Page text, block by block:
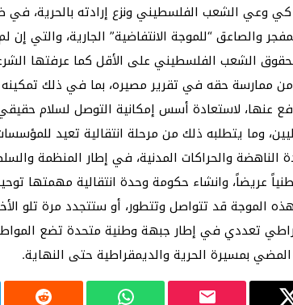
كي وعي الشعب الفلسطيني ونزع إرادته بالحرية،
والصاعق “للموجة الانتفاضية” الجارية، والتي
الشعب الفلسطيني على الأقل كما عرفتها
من ممارسة حقه في تقرير مصيره، بما في ذلك تمكينه
عنها، لاستعادة أسس إمكانية التوصل لسلام
وما يتطلبه ذلك من مرحلة انتقالية تعيد
والحراكات المدنية، في إطار المنظمة
عريضاً، وانشاء حكومة وحدة انتقالية مهمتها
هذه الموجة قد تتواصل وتتطور، أو ستتجدد مرة تلو
تعددي في إطار جبهة وطنية متحدة تضع
بمسيرة الحرية والديمقراطية حتى النهاية.